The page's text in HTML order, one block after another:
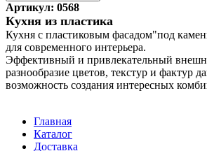
Артикул: 0568
Кухня из пластика
Кухня с пластиковым фасадом"под
для современного интерьера.
Эффективный и привлекательный
разнообразие цветов, текстур и фактур
возможность создания интересных
Главная
Каталог
Доставка